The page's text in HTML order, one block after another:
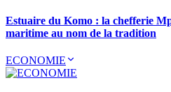
Estuaire du Komo : la chefferie
maritime au nom de la tradition
ECONOMIE